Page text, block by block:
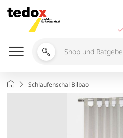
Inhalt
springen
Shop
Ratgeber
durchsuchen
StartseiteSchlaufenschal Bilbao